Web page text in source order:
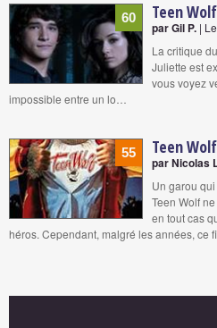
60 Teen Wolf
par Gil P. |
La critique
Juliette est
vous voyez
impossible entre un lo…
55 Teen Wolf
par Nicolas
Un garou
Teen Wolf
en tout cas
héros. Cependant, malgré les années, ce